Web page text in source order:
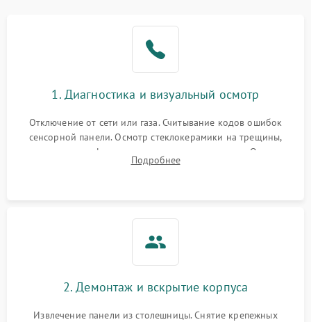
1. Диагностика и визуальный осмотр
Отключение от сети или газа. Считывание кодов ошибок
сенсорной панели. Осмотр стеклокерамики на трещины,
проверка конфорок на равномерность нагрева. Опрос
клиента о симптомах (не включается, не видит посуду,
Подробнее
2. Демонтаж и вскрытие корпуса
Извлечение панели из столешницы. Снятие крепежных